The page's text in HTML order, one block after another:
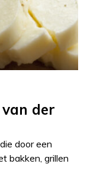
der
door een
bakken, grillen